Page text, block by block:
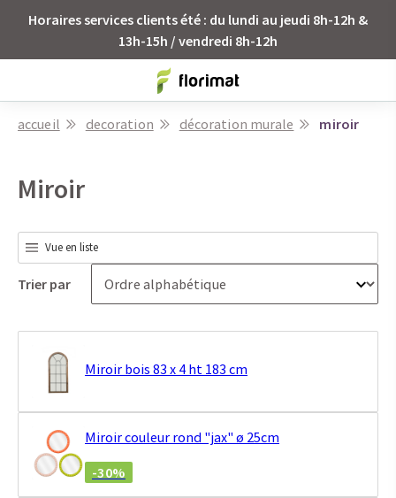
Horaires services clients été : du lundi au jeudi 8h-12h &
13h-15h / vendredi 8h-12h
accueil decoration décoration murale miroir
Miroir
Vue en liste
Trier par
Miroir bois 83 x 4 ht 183 cm
Miroir couleur rond "jax" ø 25cm
-30%